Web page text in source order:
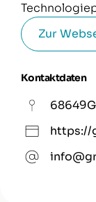
Zur
Kontaktdaten
68649
https://